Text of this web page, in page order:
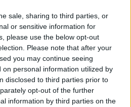
sale, sharing to third parties, or
or sensitive information for
please use the below opt-out
Please note that after your
you may continue seeing
on personal information utilized by
disclosed to third parties prior to
opt-out of the further
information by third parties on the
e manutenzione dei sentieri
interviene sul lungomonte
Santa Lucia, al via i lavori
milioni di euro di interventi"